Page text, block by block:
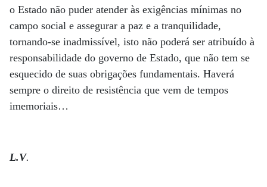
o Estado não puder atender às exigências mínimas no
campo social e assegurar a paz e a tranquilidade,
tornando-se inadmissível, isto não poderá ser atribuído à
responsabilidade do governo de Estado, que não tem se
esquecido de suas obrigações fundamentais. Haverá
sempre o direito de resistência que vem de tempos
imemoriais…
L.V.